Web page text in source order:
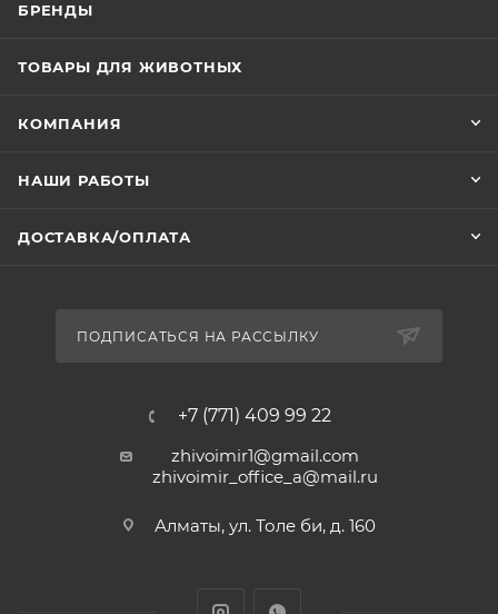
БРЕНДЫ
ТОВАРЫ ДЛЯ ЖИВОТНЫХ
КОМПАНИЯ
НАШИ РАБОТЫ
ДОСТАВКА/ОПЛАТА
ПОДПИСАТЬСЯ НА РАССЫЛКУ
+7 (771) 409 99 22
zhivoimir1@gmail.com
zhivoimir_office_a@mail.ru
Алматы, ул. Толе би, д. 160